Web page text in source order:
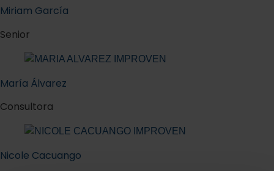
Miriam García
Senior
María Álvarez
Consultora
Nicole Cacuango